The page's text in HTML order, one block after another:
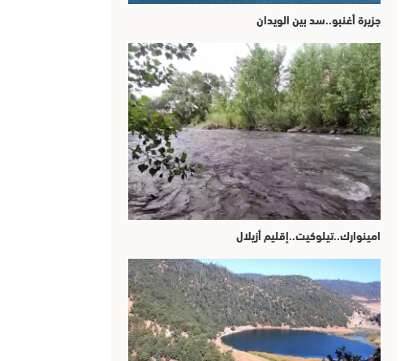
جزيرة أغنبو..سد بين الويدان
امينوارك..تيلوكيت..إقليم أزيلال